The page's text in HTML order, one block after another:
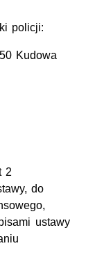
policji:
Kudowa
2
do
ustawy